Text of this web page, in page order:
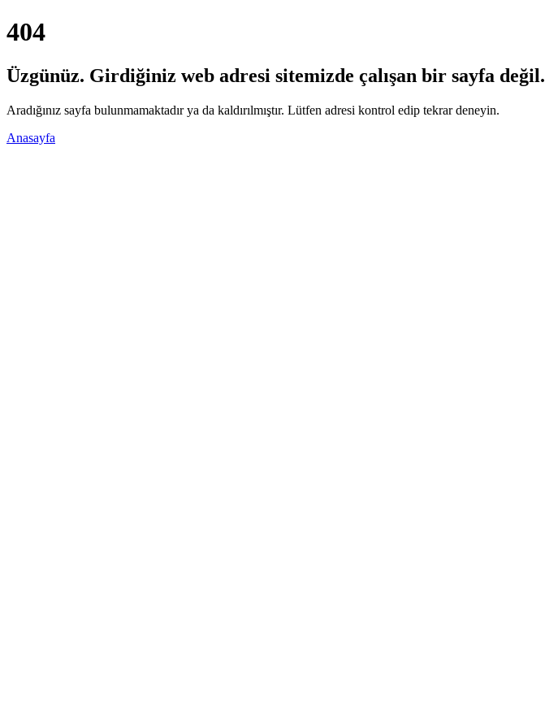
404
Üzgünüz. Girdiğiniz web adresi sitemizde çalışan bir sayfa değil.
Aradığınız sayfa bulunmamaktadır ya da kaldırılmıştır. Lütfen adresi kontrol edip tekrar deneyin.
Anasayfa